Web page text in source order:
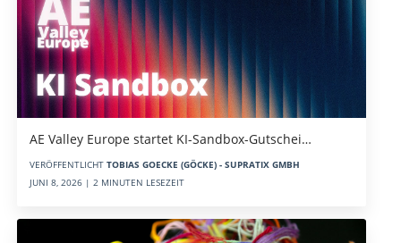
AE Valley Europe startet KI-Sandbox-Gutschei…
VERÖFFENTLICHT TOBIAS GOECKE (GÖCKE) - SUPRATIX GMBH
JUNI 8, 2026 | 2 MINUTEN LESEZEIT